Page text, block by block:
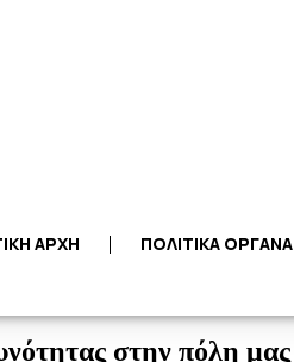
ΑΡΧΗ ΠΟΛΙΤΙΚΑ ΟΡΓΑΝΑ
στην πόλη μας